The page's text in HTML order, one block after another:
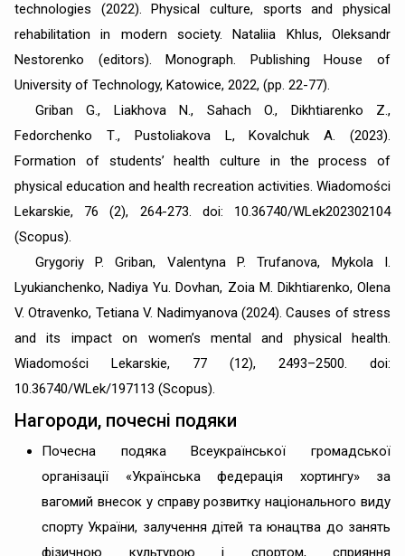
technologies (2022). Physical culture, sports and physical
rehabilitation in modern society. Nataliia Khlus, Oleksandr
Nestorenko (editors). Monograph. Publishing House of
University of Technology, Katowice, 2022, (pp. 22-77).
Griban G., Liakhova N., Sahach O., Dikhtiarenko Z.,
Fedorchenko Т., Pustoliakova L, Kovalchuk A. (2023).
Formation of students’ health culture in the process of
physical education and health recreation activities. Wiadomości
Lekarskie, 76 (2), 264-273. doi: 10.36740/WLek202302104
(Scopus).
Grygoriy P. Griban, Valentyna P. Trufanova, Mykola I.
Lyukianchenko, Nadiya Yu. Dovhan, Zoia M. Dikhtiarenko, Olena
V. Otravenko, Tetiana V. Nadimyanova (2024). Causes of stress
and its impact on women’s mental and physical health.
Wiadomości Lekarskie, 77 (12), 2493–2500. doi:
10.36740/WLek/197113 (Scopus).
Нагороди, почесні подяки
Почесна подяка Всеукраїнської громадської
організації «Українська федерація хортингу» за
вагомий внесок у справу розвитку національного виду
спорту України, залучення дітей та юнацтва до занять
фізичною культурою і спортом, сприяння